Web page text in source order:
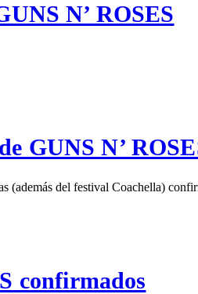
N’ ROSES
GUNS N’
(además del festival Coachella)
confirmados